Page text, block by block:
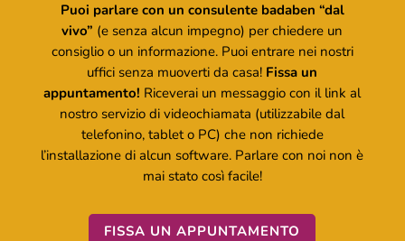
Puoi parlare con un consulente badaben “dal
vivo” (e senza alcun impegno) per chiedere un
consiglio o un informazione. Puoi entrare nei nostri
uffici senza muoverti da casa! Fissa un
appuntamento! Riceverai un messaggio con il link al
nostro servizio di videochiamata (utilizzabile dal
telefonino, tablet o PC) che non richiede
l’installazione di alcun software. Parlare con noi non è
mai stato così facile!
FISSA UN APPUNTAMENTO